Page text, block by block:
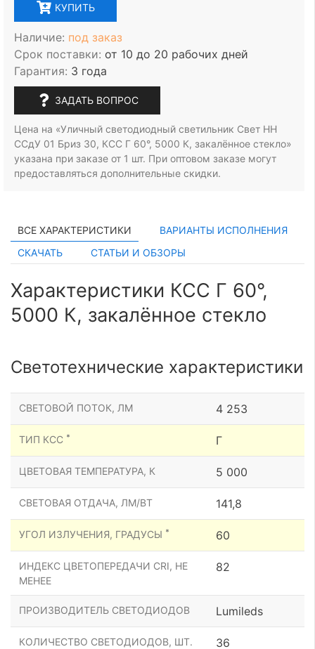
КУПИТЬ
Наличие: под заказ
Срок поставки: от 10 до 20 рабочих дней
Гарантия: 3 года
ЗАДАТЬ ВОПРОС
Цена на «Уличный светодиодный светильник Свет НН
ССдУ 01 Бриз 30, КСС Г 60°, 5000 К, закалённое стекло»
указана при заказе от 1 шт. При оптовом заказе могут
предоставляться дополнительные скидки.
ВСЕ ХАРАКТЕРИСТИКИ
ВАРИАНТЫ ИСПОЛНЕНИЯ
СКАЧАТЬ
СТАТЬИ И ОБЗОРЫ
Характеристики КСС Г 60°,
5000 К, закалённое стекло
Светотехнические характеристики
СВЕТОВОЙ ПОТОК, ЛМ 4 253
ТИП КСС * Г
ЦВЕТОВАЯ ТЕМПЕРАТУРА, К 5 000
СВЕТОВАЯ ОТДАЧА, ЛМ/ВТ 141,8
УГОЛ ИЗЛУЧЕНИЯ, ГРАДУСЫ * 60
ИНДЕКС ЦВЕТОПЕРЕДАЧИ CRI, НЕ
МЕНЕЕ
82
ПРОИЗВОДИТЕЛЬ СВЕТОДИОДОВ Lumileds
КОЛИЧЕСТВО СВЕТОДИОДОВ, ШТ. 36